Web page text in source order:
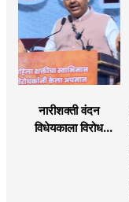
नारीशक्ती वंदन
विधेयकाला विरोध